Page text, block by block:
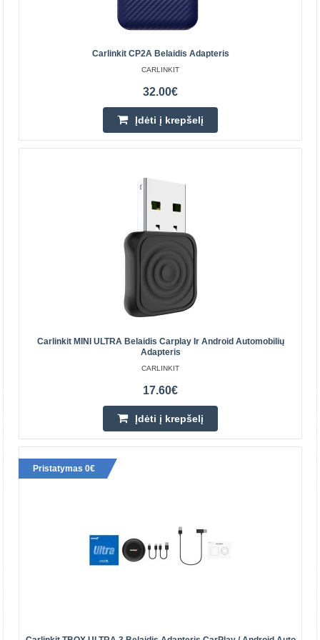
Carlinkit CCPA yra įrenginys, su kuriuo galite belaidžiu
adapterį prie automobilio USB prievado, įjunki..
Parduotuvėje Vilniuje NĖRA
Parduotuvėje Kaune YRA
Centriniame Sandėlyje YRA
Pridėti prie pageidavimų sąrašo
Carlinkit U2W Plus Apple Carplay belaidis adapteris
CARLINKIT
Carlinkit U2W Plus belaidis adapteris Norite mėgautis
Carlinkit CP2A Belaidis Adapteris
CARLINKIT
32.00€
Įdėti į krepšelį
Carlinkit MINI ULTRA Belaidis Carplay Ir Android Automobilių
Adapteris
CARLINKIT
17.60€
Įdėti į krepšelį
Pristatymas 0€